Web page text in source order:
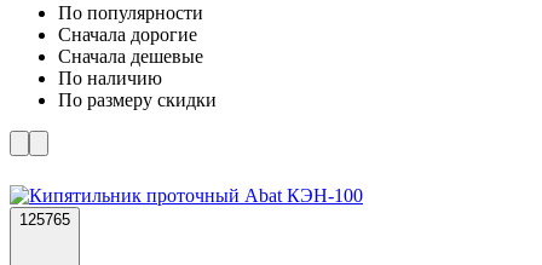
По популярности
Cначала дорогие
Cначала дешевые
По наличию
По размеру скидки
125765